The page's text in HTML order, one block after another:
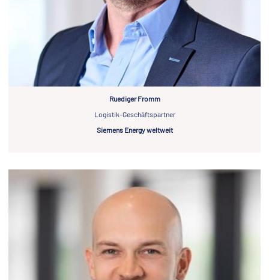
Ruediger Fromm
Logistik-Geschäftspartner
Siemens Energy weltweit